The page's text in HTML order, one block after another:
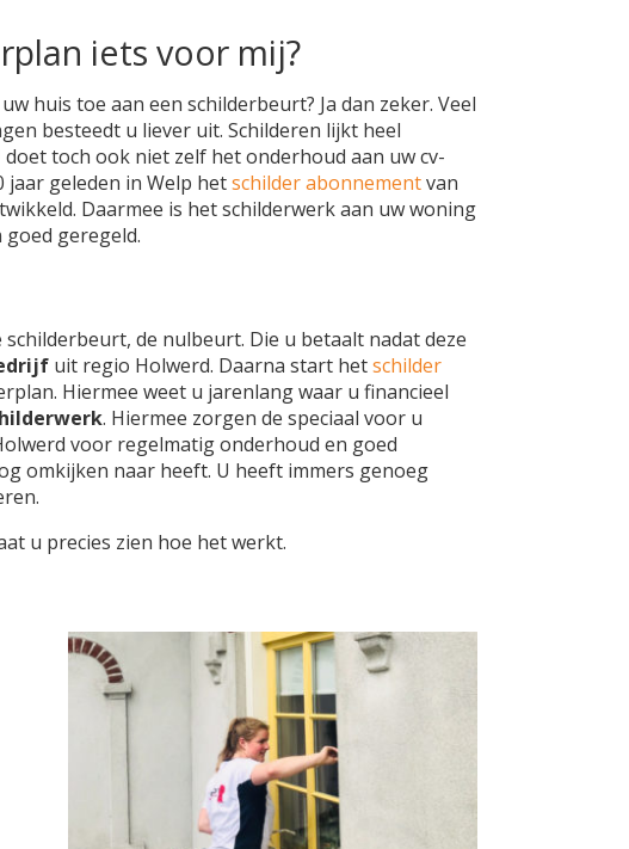
iets voor mij?
huis toe aan een schilderbeurt? Ja dan zeker. Veel
besteedt u liever uit. Schilderen lijkt heel
toch ook niet zelf het onderhoud aan uw cv-
jaar geleden in Welp hetschilder abonnementvan
Daarmee is het schilderwerk aan uw woning
geregeld.
de nulbeurt. Die u betaalt nadat deze
uit regio Holwerd. Daarna start hetschilder
Hiermee weet u jarenlang waar u financieel
. Hiermee zorgen de speciaal voor u
voor regelmatig onderhoud en goed
omkijken naar heeft. U heeft immers genoeg
u precies zien hoe het werkt.